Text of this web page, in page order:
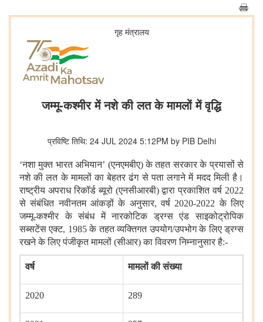
गृह मंत्रालय
जम्मू-कश्मीर में नशे की लत के मामलों में वृद्धि
प्रविष्टि तिथि: 24 JUL 2024 5:12PM by PIB Delhi
‘नशा मुक्त भारत अभियान’ (एनएमबीए) के तहत सरकार के प्रयासों से
नशे की लत के मामलों का बेहतर ढंग से पता लगाने में मदद मिली है।
राष्ट्रीय अपराध रिकॉर्ड ब्यूरो (एनसीआरबी) द्वारा प्रकाशित वर्ष 2022
से संबंधित नवीनतम आंकड़ों के अनुसार,वर्ष 2020-2022के लिए
जम्मू-कश्मीर के संबंध में नारकोटिक ड्रग्स एंड साइकोट्रोपिक
सब्सटेंस एक्ट, 1985के तहत व्यक्तिगत उपयोग/उपभोग के लिए ड्रग्स
रखने के लिए पंजीकृत मामलों (सीआर) का विवरण निम्नानुसार है:-
वर्ष मामलों की संख्‍या
2020 289